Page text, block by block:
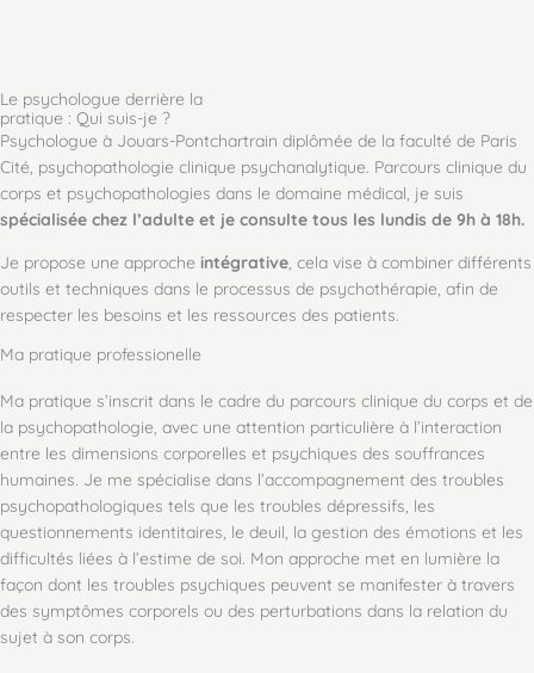
Le psychologue derrière la
pratique : Qui suis-je ?
Psychologue à Jouars-Pontchartrain diplômée de la faculté de Paris
Cité, psychopathologie clinique psychanalytique. Parcours clinique du
corps et psychopathologies dans le domaine médical, je suis
spécialisée chez l’adulte et je consulte tous les lundis de 9h à 18h.
Je propose une approche intégrative, cela vise à combiner différents
outils et techniques dans le processus de psychothérapie, afin de
respecter les besoins et les ressources des patients.
Ma pratique professionelle
Ma pratique s’inscrit dans le cadre du parcours clinique du corps et de
la psychopathologie, avec une attention particulière à l’interaction
entre les dimensions corporelles et psychiques des souffrances
humaines. Je me spécialise dans l’accompagnement des troubles
psychopathologiques tels que les troubles dépressifs, les
questionnements identitaires, le deuil, la gestion des émotions et les
difficultés liées à l’estime de soi. Mon approche met en lumière la
façon dont les troubles psychiques peuvent se manifester à travers
des symptômes corporels ou des perturbations dans la relation du
sujet à son corps.